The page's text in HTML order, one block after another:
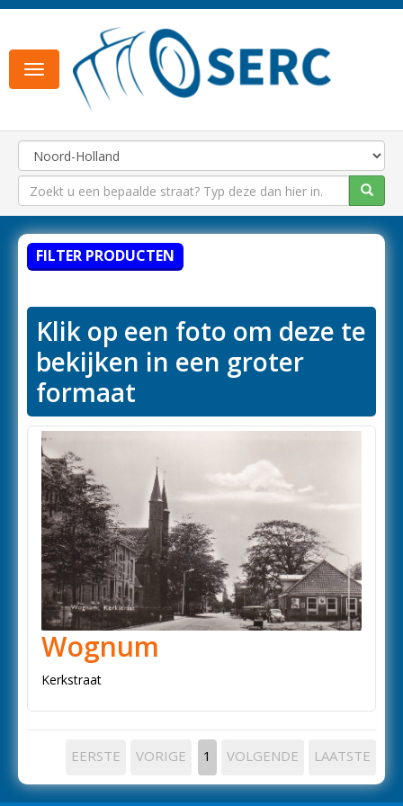
Toggle
navigation
FILTER PRODUCTEN
Klik op een foto om deze te
bekijken in een groter
formaat
Wognum
Kerkstraat
EERSTE VORIGE 1 VOLGENDE LAATSTE